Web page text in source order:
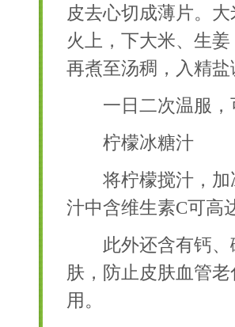
皮去心切成薄片。
火上，下大米、生
再煮至汤稠，入精
一日二次温服，
柠檬冰糖汁
将柠檬搅汁，加冰
汁中含维生素C可高
此外还含有钙、
肤，防止皮肤血管
用。